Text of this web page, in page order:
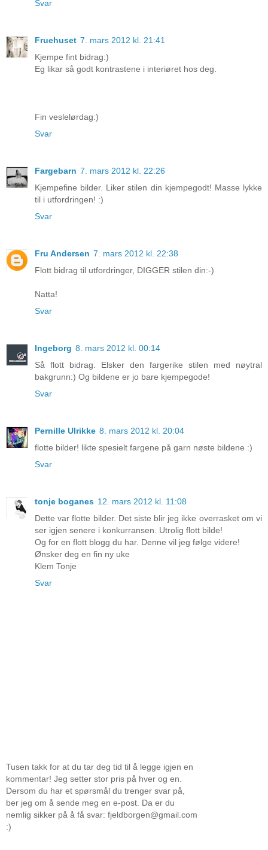
Svar
Fruehuset 7. mars 2012 kl. 21:41
Kjempe fint bidrag:)
Eg likar så godt kontrastene i interiøret hos deg.
Fin veslelørdag:)
Svar
Fargebarn 7. mars 2012 kl. 22:26
Kjempefine bilder. Liker stilen din kjempegodt! Masse lykke
til i utfordringen! :)
Svar
Fru Andersen 7. mars 2012 kl. 22:38
Flott bidrag til utfordringer, DIGGER stilen din:-)
Natta!
Svar
Ingeborg 8. mars 2012 kl. 00:14
Så flott bidrag. Elsker den fargerike stilen med nøytral
bakgrunn:) Og bildene er jo bare kjempegode!
Svar
Pernille Ulrikke 8. mars 2012 kl. 20:04
flotte bilder! likte spesielt fargene på garn nøste bildene :)
Svar
tonje boganes 12. mars 2012 kl. 11:08
Dette var flotte bilder. Det siste blir jeg ikke overrasket om vi
ser igjen senere i konkurransen. Utrolig flott bilde!
Og for en flott blogg du har. Denne vil jeg følge videre!
Ønsker deg en fin ny uke
Klem Tonje
Svar
Tusen takk for at du tar deg tid til å legge igjen en
kommentar! Jeg setter stor pris på hver og en.
Dersom du har et spørsmål du trenger svar på,
ber jeg om å sende meg en e-post. Da er du
nemlig sikker på å få svar: fjeldborgen@gmail.com
:)